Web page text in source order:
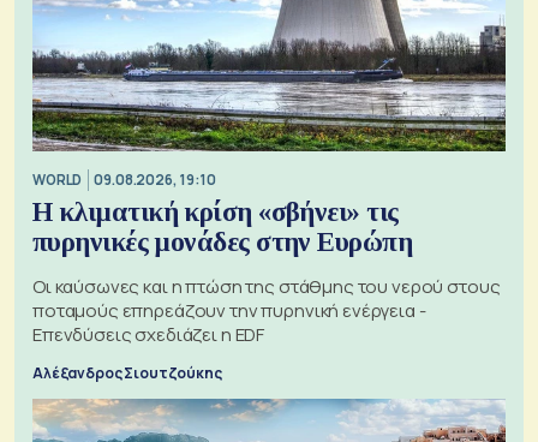
WORLD 09.08.2026, 19:10
Η κλιματική κρίση «σβήνει» τις
πυρηνικές μονάδες στην Ευρώπη
Οι καύσωνες και η πτώση της στάθμης του νερού στους
ποταμούς επηρεάζουν την πυρηνική ενέργεια -
Επενδύσεις σχεδιάζει η EDF
Αλέξανδρος Σιουτζούκης